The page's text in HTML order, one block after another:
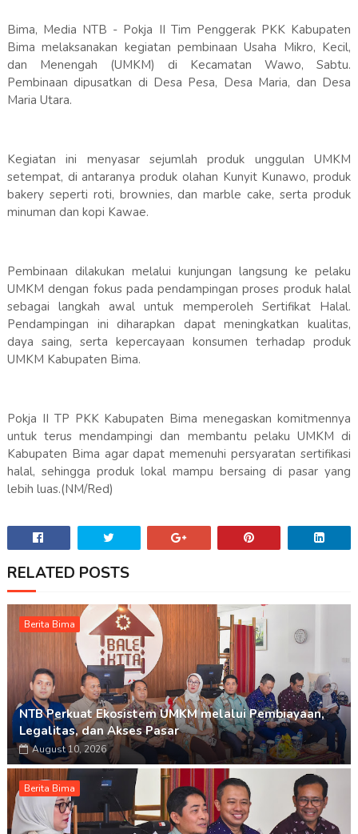
Bima, Media NTB - Pokja II Tim Penggerak PKK Kabupaten
Bima melaksanakan kegiatan pembinaan Usaha Mikro, Kecil,
dan Menengah (UMKM) di Kecamatan Wawo, Sabtu.
Pembinaan dipusatkan di Desa Pesa, Desa Maria, dan Desa
Maria Utara.
Kegiatan ini menyasar sejumlah produk unggulan UMKM
setempat, di antaranya produk olahan Kunyit Kunawo, produk
bakery seperti roti, brownies, dan marble cake, serta produk
minuman dan kopi Kawae.
Pembinaan dilakukan melalui kunjungan langsung ke pelaku
UMKM dengan fokus pada pendampingan proses produk halal
sebagai langkah awal untuk memperoleh Sertifikat Halal.
Pendampingan ini diharapkan dapat meningkatkan kualitas,
daya saing, serta kepercayaan konsumen terhadap produk
UMKM Kabupaten Bima.
Pokja II TP PKK Kabupaten Bima menegaskan komitmennya
untuk terus mendampingi dan membantu pelaku UMKM di
Kabupaten Bima agar dapat memenuhi persyaratan sertifikasi
halal, sehingga produk lokal mampu bersaing di pasar yang
lebih luas.(NM/Red)
RELATED POSTS
Berita Bima
NTB Perkuat Ekosistem UMKM melalui Pembiayaan,
Legalitas, dan Akses Pasar
August 10, 2026
Berita Bima